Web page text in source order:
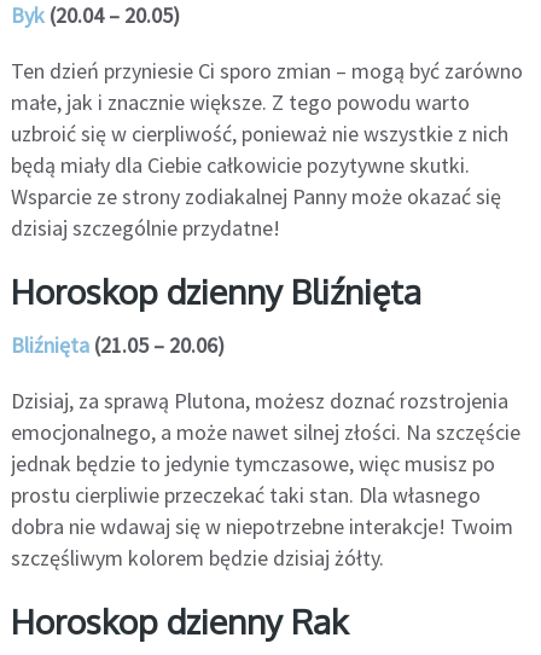
Byk(20.04 – 20.05)
Ten dzień przyniesie Ci sporo zmian – mogą być zarówno
małe, jak i znacznie większe. Z tego powodu warto
uzbroić się w cierpliwość, ponieważ nie wszystkie z nich
będą miały dla Ciebie całkowicie pozytywne skutki.
Wsparcie ze strony zodiakalnej Panny może okazać się
dzisiaj szczególnie przydatne!
Horoskop dzienny Bliźnięta
Bliźnięta(21.05 – 20.06)
Dzisiaj, za sprawą Plutona, możesz doznać rozstrojenia
emocjonalnego, a może nawet silnej złości. Na szczęście
jednak będzie to jedynie tymczasowe, więc musisz po
prostu cierpliwie przeczekać taki stan. Dla własnego
dobra nie wdawaj się w niepotrzebne interakcje! Twoim
szczęśliwym kolorem będzie dzisiaj żółty.
Horoskop dzienny Rak